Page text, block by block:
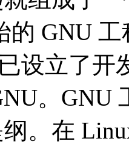
的 GNU
设立了开
。GNU
。在